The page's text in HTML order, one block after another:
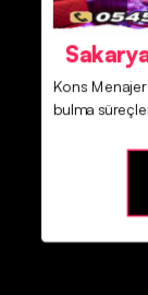
Kons
bulma